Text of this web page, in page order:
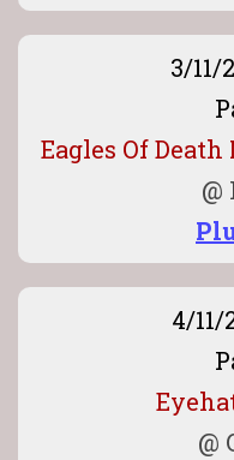
3/11/
Eagles Of Death
@
4/11/
@